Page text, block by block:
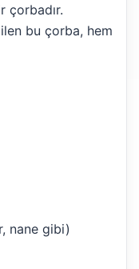
çorbadır.
bu çorba, hem
nane gibi)